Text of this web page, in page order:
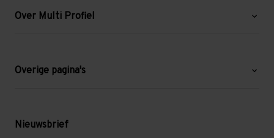
Over Multi Profiel
Blog
Levering en afhalen
Overige pagina's
Mezzanine
Nieuwsbrief